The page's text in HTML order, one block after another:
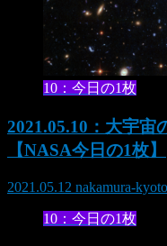
10：今日の1枚
2021.05.10：大宇宙
【NASA今日の1枚】
2021.05.12 nakamura-kyoto
10：今日の1枚